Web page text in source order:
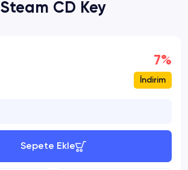
Steam CD Key
7%
İndirim
Sepete Ekle